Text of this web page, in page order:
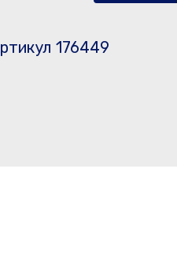
176449